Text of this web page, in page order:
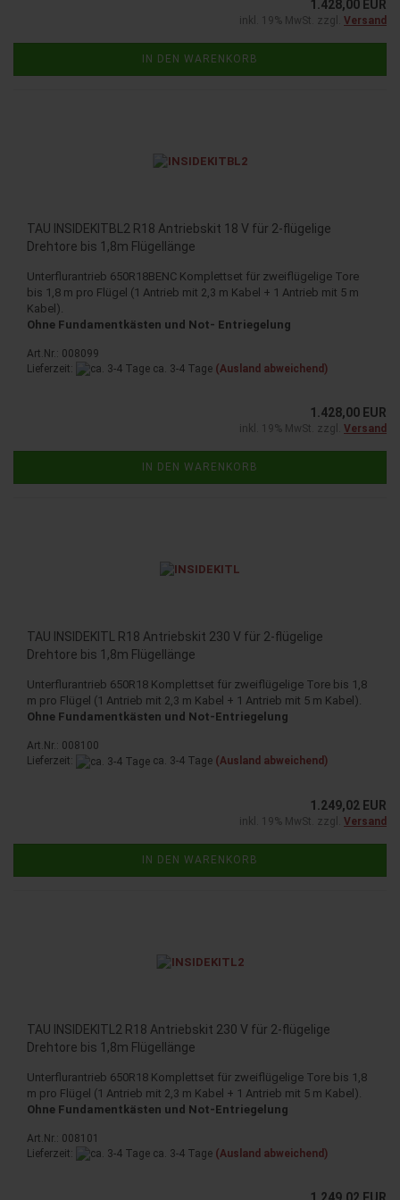
1.428,00 EUR
inkl. 19% MwSt. zzgl. Versand
IN DEN WARENKORB
TAU INSIDEKITBL2 R18 Antriebskit 18 V für 2-flügelige
Drehtore bis 1,8m Flügellänge
Unterflurantrieb 650R18BENC Komplettset für zweiflügelige Tore
bis 1,8 m pro Flügel (1 Antrieb mit 2,3 m Kabel + 1 Antrieb mit 5 m
Kabel).
Ohne Fundamentkästen und Not- Entriegelung
Art.Nr.: 008099
Lieferzeit:
ca. 3-4 Tage (Ausland abweichend)
1.428,00 EUR
inkl. 19% MwSt. zzgl. Versand
IN DEN WARENKORB
TAU INSIDEKITL R18 Antriebskit 230 V für 2-flügelige
Drehtore bis 1,8m Flügellänge
Unterflurantrieb 650R18 Komplettset für zweiflügelige Tore bis 1,8
m pro Flügel (1 Antrieb mit 2,3 m Kabel + 1 Antrieb mit 5 m Kabel).
Ohne Fundamentkästen und Not-Entriegelung
Art.Nr.: 008100
Lieferzeit:
ca. 3-4 Tage (Ausland abweichend)
1.249,02 EUR
inkl. 19% MwSt. zzgl. Versand
IN DEN WARENKORB
TAU INSIDEKITL2 R18 Antriebskit 230 V für 2-flügelige
Drehtore bis 1,8m Flügellänge
Unterflurantrieb 650R18 Komplettset für zweiflügelige Tore bis 1,8
m pro Flügel (1 Antrieb mit 2,3 m Kabel + 1 Antrieb mit 5 m Kabel).
Ohne Fundamentkästen und Not-Entriegelung
Art.Nr.: 008101
Lieferzeit:
ca. 3-4 Tage (Ausland abweichend)